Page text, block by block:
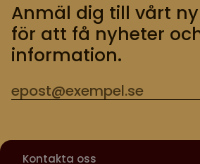
Anmäl dig till vårt
för att få nyheter
information.
Kontakta oss